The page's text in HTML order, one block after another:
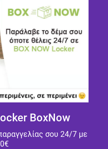
BoxNow
σου 24/7 με